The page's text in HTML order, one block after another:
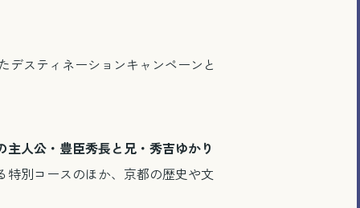
デスティネーションキャンペーンと
人公・豊臣秀長と兄・秀吉ゆかり
特別コースのほか、京都の歴史や文